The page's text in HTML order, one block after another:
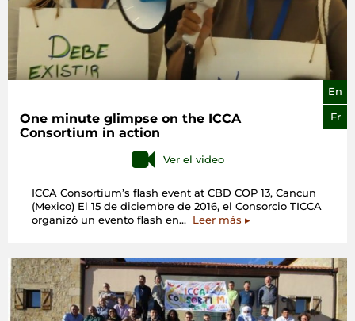
En
Fr
One minute glimpse on the ICCA
Consortium in action
Ver el video
ICCA Consortium’s flash event at CBD COP 13, Cancun
(Mexico) El 15 de diciembre de 2016, el Consorcio TICCA
organizó un evento flash en… Leer más «One
on
the
ICCA
Consortium
in
▸